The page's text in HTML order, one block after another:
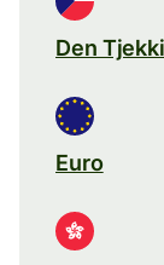
Den
Euro